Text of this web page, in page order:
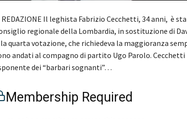
REDAZIONE Il leghista Fabrizio Cecchetti, 34 anni, è
regionale della Lombardia, in sostituzione di
quarta votazione, che richiedeva la maggioranza
andati al compagno di partito Ugo Parolo.
dei “barbari sognanti”…
Membership Required